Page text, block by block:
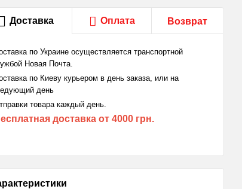
Доставка Оплата Возврат
по Украине осуществляется транспортной
Новая Почта.
по Киеву курьером в день заказа, или на
день
товара каждый день.
доставка от 4000 грн.